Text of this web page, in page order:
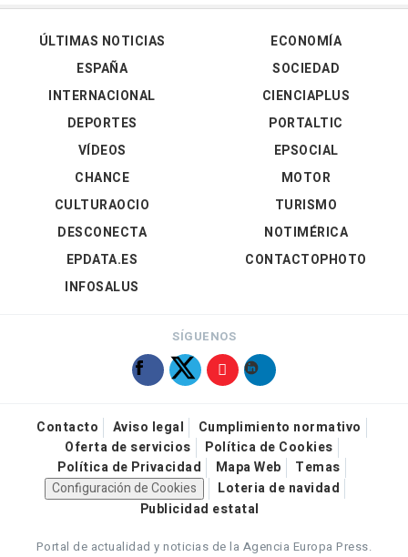
ÚLTIMAS NOTICIAS
ESPAÑA
INTERNACIONAL
DEPORTES
VÍDEOS
ECONOMÍA
SOCIEDAD
CIENCIAPLUS
PORTALTIC
EPSOCIAL
CHANCE
CULTURAOCIO
DESCONECTA
EPDATA.ES
INFOSALUS
MOTOR
TURISMO
NOTIMÉRICA
CONTACTOPHOTO
SÍGUENOS
Contacto Aviso legal
Cumplimiento normativo
Oferta de servicios
Política de Cookies
Política de Privacidad
Mapa Web
Temas
Configuración de Cookies
Loteria de navidad
Publicidad estatal
Portal de actualidad y noticias de la Agencia Europa Press.